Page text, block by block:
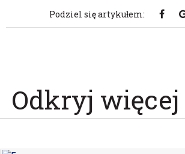
Podziel się artykułem:
Odkryj więcej